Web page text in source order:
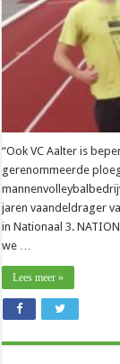
“Ook VC Aalter is
gerenommeerde
jaren vaandeldrager
in Nationaal 3.
we …
Lees meer »